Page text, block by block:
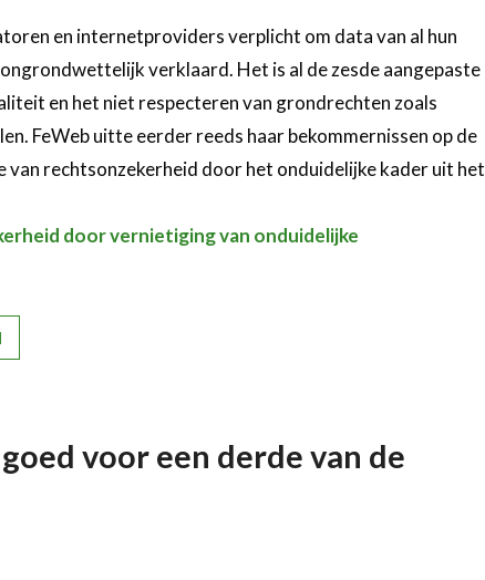
en internetproviders verplicht om data van al hun
verklaard. Het is al de zesde aangepaste
en het niet respecteren van grondrechten zoals
FeWeb uitte eerder reeds haar bekommernissen op de
rechtsonzekerheid door het onduidelijke kader uit het
door vernietiging van onduidelijke
voor een derde van de